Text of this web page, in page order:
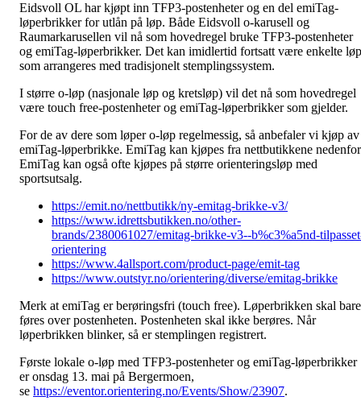
Eidsvoll OL har kjøpt inn TFP3-postenheter og en del emiTag-
løperbrikker for utlån på løp. Både Eidsvoll o-karusell og
Raumarkarusellen vil nå som hovedregel bruke TFP3-postenheter
og emiTag-løperbrikker. Det kan imidlertid fortsatt være enkelte løp
som arrangeres med tradisjonelt stemplingssystem.
I større o-løp (nasjonale løp og kretsløp) vil det nå som hovedregel
være touch free-postenheter og emiTag-løperbrikker som gjelder.
For de av dere som løper o-løp regelmessig, så anbefaler vi kjøp av
emiTag-løperbrikke. EmiTag kan kjøpes fra nettbutikkene
EmiTag kan også ofte kjøpes på større orienteringsløp med
sportsutsalg.
https://emit.no/nettbutikk/ny-emitag-brikke-v3/
https://www.idrettsbutikken.no/other-
brands/2380061027/emitag-brikke-v3--b%c3%a5nd-
orientering
https://www.4allsport.com/product-page/emit-tag
https://www.outstyr.no/orientering/diverse/emitag-brikke
Merk at emiTag er berøringsfri (touch free). Løperbrikken skal bare
føres over postenheten. Postenheten skal ikke berøres. Når
løperbrikken blinker, så er stemplingen registrert.
Første lokale o-løp med TFP3-postenheter og emiTag-løperbrikker
er onsdag 13. mai på Bergermoen,
se https://eventor.orientering.no/Events/Show/23907.